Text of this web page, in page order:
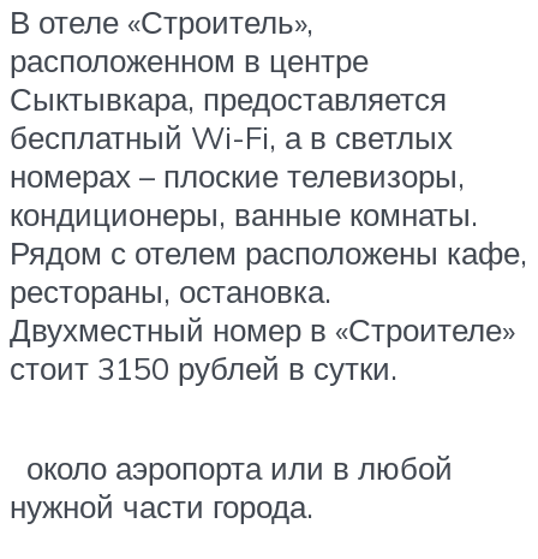
В отеле «Строитель»,
расположенном в центре
Сыктывкара, предоставляется
бесплатный Wi-Fi, а в светлых
номерах – плоские телевизоры,
кондиционеры, ванные комнаты.
Рядом с отелем расположены кафе,
рестораны, остановка.
Двухместный номер в «Строителе»
стоит 3150 рублей в сутки.
около аэропорта или в любой
нужной части города.